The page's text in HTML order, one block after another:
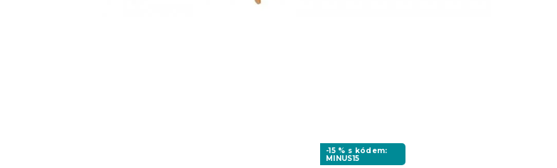
-15 % s kódem:
MINUS15